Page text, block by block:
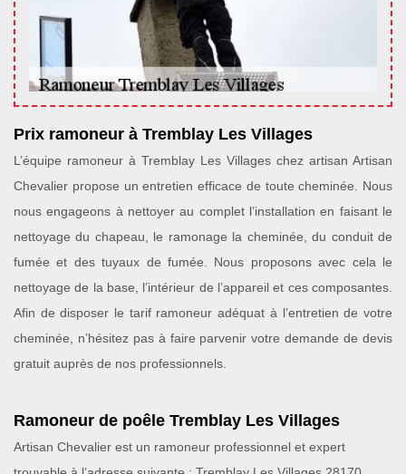
Prix ramoneur à Tremblay Les Villages
L’équipe ramoneur à Tremblay Les Villages chez artisan Artisan
Chevalier propose un entretien efficace de toute cheminée. Nous
nous engageons à nettoyer au complet l’installation en faisant le
nettoyage du chapeau, le ramonage la cheminée, du conduit de
fumée et des tuyaux de fumée. Nous proposons avec cela le
nettoyage de la base, l’intérieur de l’appareil et ces composantes.
Afin de disposer le tarif ramoneur adéquat à l’entretien de votre
cheminée, n’hésitez pas à faire parvenir votre demande de devis
gratuit auprès de nos professionnels.
Ramoneur de poêle Tremblay Les Villages
Artisan Chevalier est un ramoneur professionnel et expert